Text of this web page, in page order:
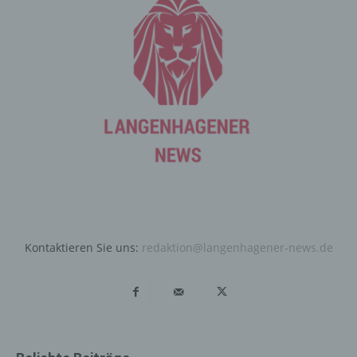
Kontaktieren Sie uns: redaktion@langenhagener-news.de
Angriffen auf unsere informationstechnologischen
Bei der Nutzung dieser allgemeinen Daten und
Informationen ziehen wird keine Rückschlüsse auf die
betroffene Person. Diese Informationen werden vielmehr
benötigt, um (1) die Inhalte unserer Internetseite korrekt
auszuliefern, (2) die Inhalte unserer Internetseite sowie
die Werbung für diese zu optimieren, (3) die dauerhafte
Funktionsfähigkeit unserer informationstechnologischen
anonym erhobenen Daten und Informationen werden
Datensicherheit in unserem Unternehmen zu erhöhen,